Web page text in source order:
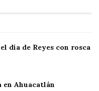
día de Reyes con rosca
en Ahuacatlán